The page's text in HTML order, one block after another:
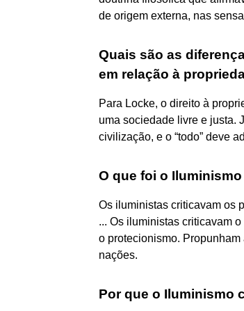
de origem externa, nas
Quais são as
em relação à
Para Locke, o direito à
uma sociedade livre e justa.
civilização, e o “todo” deve
O que foi o
Os iluministas criticavam os
... Os iluministas criticavam
o protecionismo.
nações.
Por que o Iluminismo